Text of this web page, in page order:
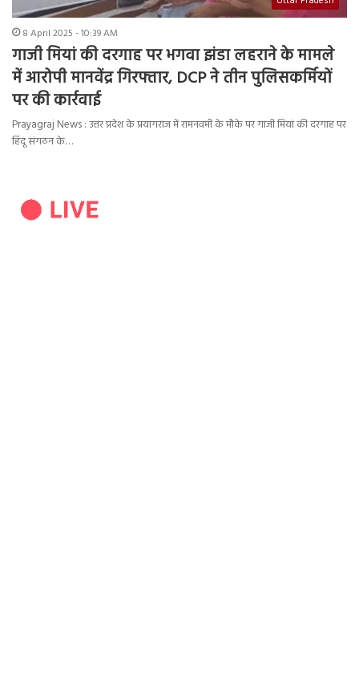
8 April 2025 - 10:39 AM
गाजी मियां की दरगाह पर भगवा झंडा लहराने के मामले
में आरोपी मानवेंद्र गिरफ्तार, DCP ने तीन पुलिसकर्मियों
पर की कार्रवाई
Prayagraj News : उत्तर प्रदेश के प्रयागराज में रामनवमी के मौके पर गाजी मियां की दरगाह पर
हिंदू संगठन के…